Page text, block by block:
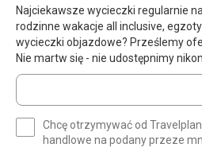
Najciekawsze wycieczki regularnie
rodzinne wakacje all inclusive,
wycieczki objazdowe? Prześlemy
Nie martw się - nie udostępnimy
Wprowadź
swój
(wymagane)
Chcę otrzymywać od
handlowe na podany przeze